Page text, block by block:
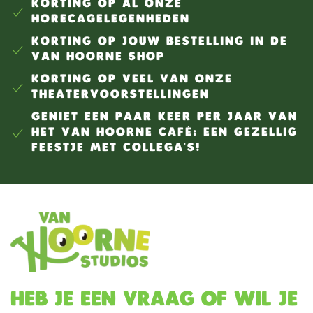
KORTING OP AL ONZE
HORECAGELEGENHEDEN
KORTING OP JOUW BESTELLING IN DE
VAN HOORNE SHOP
KORTING OP VEEL VAN ONZE
THEATERVOORSTELLINGEN
GENIET EEN PAAR KEER PER JAAR VAN
HET VAN HOORNE CAFÉ: EEN GEZELLIG
FEESTJE MET COLLEGA'S!
Heb je een vraag of wil je